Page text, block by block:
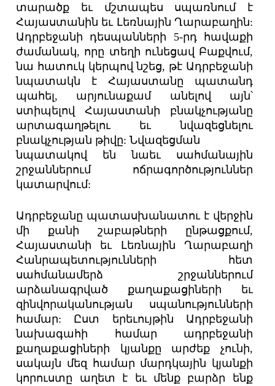
տարածք եւ մշտապես սպառնում է
Հայաստանին եւ Լեռնային Ղարաբաղին:
Ադրբեջանի դեսպանների 5-րդ հավաքի
ժամանակ, որը տեղի ունեցավ Բաքվում,
նա հատուկ կերպով նշեց, թէ Ադրբեջանի
նպատակն է Հայաստանը պատանդ
պահել, արյունաքամ անելով այն՝
ստիպելով Հայաստանի բնակչությանը
արտագաղթելու եւ նվազեցնելու
բնակչության թիվը: Նվազեցման
նպատակով են նաեւ սահմանային
շրջաններում ոճրագործություններ
կատարվում:
Ադրբեջանը պատասխանատու է վերջին
մի քանի շաբաթների ընթացքում,
Հայաստանի եւ Լեռնային Ղարաբաղի
Հանրապետությունների հետ
սահմանամերձ շրջաններում
արձանագրված քաղաքացիների եւ
զինվորականության սպանությունների
համար: Ըստ երեւույթին Ադրբեջանի
նախագահի համար ադրբեջանի
քաղաքացիների կյանքը արժեք չունի,
սակայն մեզ համար մարդկային կյանքի
կորուստը աղետ է եւ մենք բարձր ենք